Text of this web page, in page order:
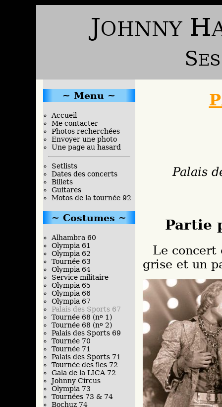
Palais
Partie
Le concert commencera avec une longue veste
grise et un
Menu
Accueil
Me contacter
Photos recherchées
Envoyer une photo
Une page au hasard
Setlists
Dates des concerts
Billets
Guitares
Motos de la tournée 92
Costumes
Alhambra 60
Olympia 61
Olympia 62
Tournée 63
Olympia 64
Service militaire
Olympia 65
Olympia 66
Olympia 67
Palais des Sports 67
Tournée 68 (no 1)
Tournée 68 (no 2)
Palais des Sports 69
Tournée 70
Tournée 71
Palais des Sports 71
Tournée des îles 72
Gala de la LICA 72
Johnny Circus
Olympia 73
Tournées 73 & 74
Bochuz 74